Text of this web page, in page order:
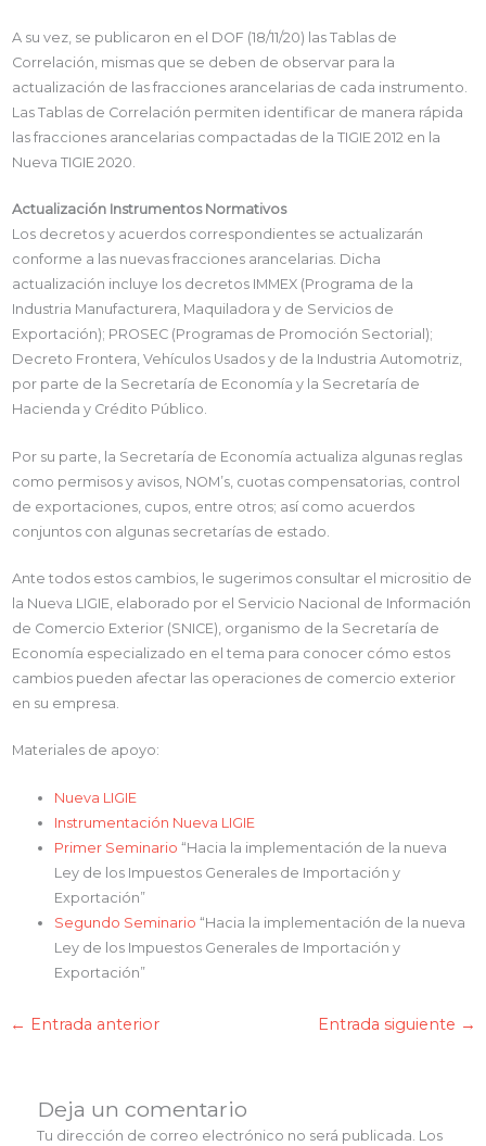
A su vez, se publicaron en el DOF (18/11/20) las Tablas de
Correlación, mismas que se deben de observar para la
actualización de las fracciones arancelarias de cada instrumento.
Las Tablas de Correlación permiten identificar de manera rápida
las fracciones arancelarias compactadas de la TIGIE 2012 en la
Nueva TIGIE 2020.
Actualización Instrumentos Normativos
Los decretos y acuerdos correspondientes se actualizarán
conforme a las nuevas fracciones arancelarias. Dicha
actualización incluye los decretos IMMEX (Programa de la
Industria Manufacturera, Maquiladora y de Servicios de
Exportación); PROSEC (Programas de Promoción Sectorial);
Decreto Frontera, Vehículos Usados y de la Industria Automotriz,
por parte de la Secretaría de Economía y la Secretaría de
Hacienda y Crédito Público.
Por su parte, la Secretaría de Economía actualiza algunas reglas
como permisos y avisos, NOM’s, cuotas compensatorias, control
de exportaciones, cupos, entre otros; así como acuerdos
conjuntos con algunas secretarías de estado.
Ante todos estos cambios, le sugerimos consultar el micrositio de
la Nueva LIGIE, elaborado por el Servicio Nacional de Información
de Comercio Exterior (SNICE), organismo de la Secretaría de
Economía especializado en el tema para conocer cómo estos
cambios pueden afectar las operaciones de comercio exterior
en su empresa.
Materiales de apoyo:
Nueva LIGIE
Instrumentación Nueva LIGIE
Primer Seminario “Hacia la implementación de la nueva
Ley de los Impuestos Generales de Importación y
Exportación”
Segundo Seminario “Hacia la implementación de la nueva
Ley de los Impuestos Generales de Importación y
Exportación”
← Entrada anterior Entrada siguiente →
Deja un comentario
Tu dirección de correo electrónico no será publicada. Los